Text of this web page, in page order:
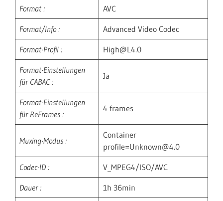
Format : AVC
Format/Info : Advanced Video Codec
Format-Profil : High@L4.0
Format-Einstellungen
für CABAC :
Ja
Format-Einstellungen
für ReFrames :
4 frames
Muxing-Modus :
Container
profile=Unknown@4.0
Codec-ID : V_MPEG4/ISO/AVC
Dauer : 1h 36min